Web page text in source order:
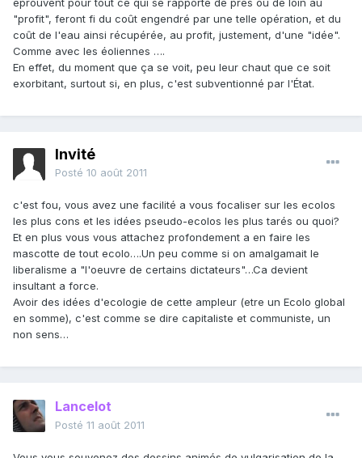
éprouvent pour tout ce qui se rapporte de près ou de loin au
"profit", feront fi du coût engendré par une telle opération, et du
coût de l'eau ainsi récupérée, au profit, justement, d'une "idée".
Comme avec les éoliennes ….
En effet, du moment que ça se voit, peu leur chaut que ce soit
exorbitant, surtout si, en plus, c'est subventionné par l'État.
Invité
Posté 10 août 2011
c'est fou, vous avez une facilité a vous focaliser sur les ecolos
les plus cons et les idées pseudo-ecolos les plus tarés ou quoi?
Et en plus vous vous attachez profondement a en faire les
mascotte de tout ecolo….Un peu comme si on amalgamait le
liberalisme a "l'oeuvre de certains dictateurs"…Ca devient
insultant a force.
Avoir des idées d'ecologie de cette ampleur (etre un Ecolo global
en somme), c'est comme se dire capitaliste et communiste, un
non sens…
Lancelot
Posté 11 août 2011